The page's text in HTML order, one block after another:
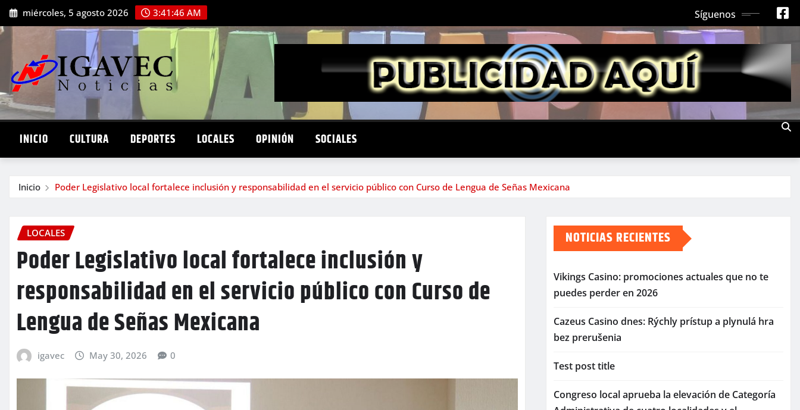
Saltar
al
contenido
miércoles, 5 agosto 2026 3:41:47 AM Síguenos
INICIO CULTURA DEPORTES LOCALES OPINIÓN SOCIALES
Inicio Poder Legislativo local fortalece inclusión y responsabilidad en el servicio público con Curso de Lengua de Señas Mexicana
LOCALES
Poder Legislativo local fortalece inclusión y
responsabilidad en el servicio público con Curso de
Lengua de Señas Mexicana
igavec May 30, 2026 0
NOTICIAS RECIENTES
Vikings Casino: promociones actuales que no te
puedes perder en 2026
Cazeus Casino dnes: Rýchly prístup a plynulá hra
bez prerušenia
Test post title
Congreso local aprueba la elevación de Categoría